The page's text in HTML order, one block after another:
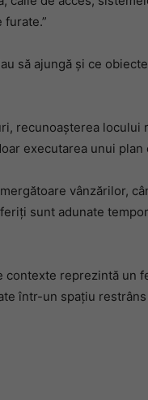
să ajungă și ce
recunoașterea locului
executarea unui plan
vânzărilor,
sunt adunate
contexte reprezintă un
într-un spațiu